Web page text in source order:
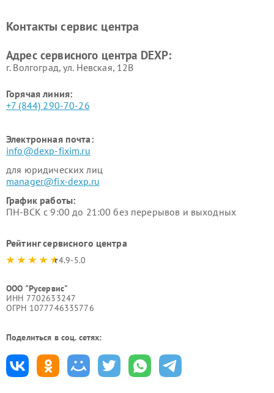
Ремонт серверов DEXP
Ремонт мини пк DEXP
Контакты сервис центра
Адрес сервисного центра DEXP:
г. Волгоград, ул. Невская, 12В
Горячая линия:
+7 (844) 290-70-26
Электронная почта:
info@dexp-fixim.ru
для юридических лиц
manager@fix-dexp.ru
График работы:
ПН-ВСК с 9:00 до 21:00 без перерывов и выходных
Рейтинг сервисного центра
4.9-5.0
ООО "Русервис"
ИНН 7702633247
ОГРН 1077746335776
Поделиться в соц. сетях: